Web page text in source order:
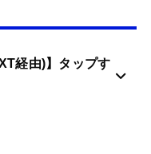
経由)】タップす